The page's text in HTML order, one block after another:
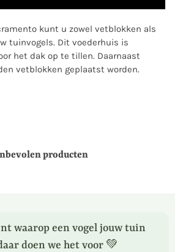
kunt u zowel vetblokken als
tuinvogels. Dit voederhuis is
het dak op te tillen. Daarnaast
vetblokken geplaatst worden.
producten
waarop een vogel jouw tuin
doen we het voor 💚